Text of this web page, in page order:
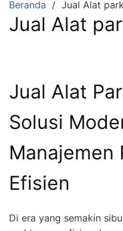
Beranda Jual Alat
Jual Alat
Jual Alat
Solusi
Manajemen
Efisien
Di era yang semakin